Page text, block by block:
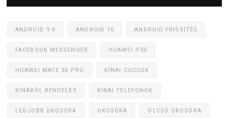
ANDROID 9.0 ANDROID 10 ANDROID FRISSÍTÉS
FACEBOOK MESSENGER HUAWEI P30
HUAWEI MATE 30 PRO KÍNAI CUCCOK
KÍNÁBÓL RENDELÉS KÍNAI TELEFONOK
LEGJOBB OKOSÓRA OKOSÓRA OLCSÓ OKOSÓRA